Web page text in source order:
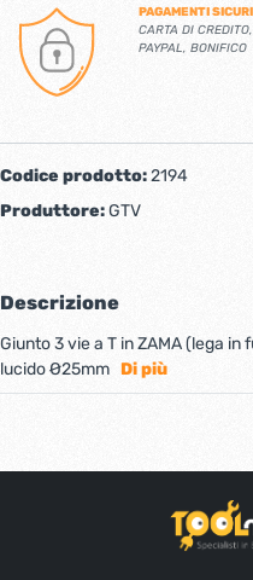
PAGAMENTI SICURI
CARTA DI CREDITO,
PAYPAL, BONIFICO
Codice prodotto:2194
Produttore:GTV
Descrizione
Giunto 3 vie a T in ZAMA (lega in
lucido Ø25mm Di più